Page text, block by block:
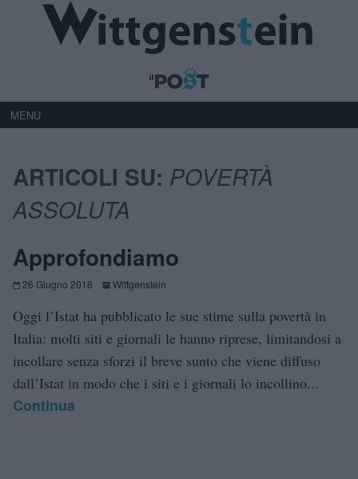
MENU
ARTICOLI SU: POVERTÀ
ASSOLUTA
Approfondiamo
26 Giugno 2018 Wittgenstein
Oggi l’Istat ha pubblicato le sue stime sulla povertà in
Italia: molti siti e giornali le hanno riprese, limitandosi a
incollare senza sforzi il breve sunto che viene diffuso
dall’Istat in modo che i siti e i giornali lo incollino...
Continua